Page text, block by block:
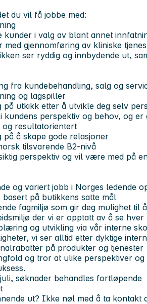
du vil få jobbe med:
kunder i valg av blant annet
med gjennomføring av kliniske
ser ryddig og innbydende ut,
fra kundebehandling, salg og
og lagspiller
på utkikk etter å utvikle deg selv
kundens perspektiv og behov, og er
resultatorientert
på å skape gode relasjoner
tilsvarende B2-nivå
perspektiv og vil være med på
og variert jobb i Norges ledende
basert på butikkens satte mål
fagmiljø som gir deg mulighet til
der vi er opptatt av å se
og utvikling via vår interne
vi ser alltid etter dyktige
på produkter og tjenester
og tror at ulike perspektiver
juli, søknader behandles fortløpende
ut? Ikke nøl med å ta kontakt